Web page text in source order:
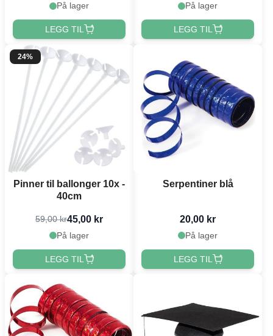
På lager
LEGG TIL
På lager
LEGG TIL
24%
Pinner til ballonger 10x -
40cm
59,00 kr45,00 kr
På lager
LEGG TIL
Serpentiner blå
20,00 kr
På lager
LEGG TIL